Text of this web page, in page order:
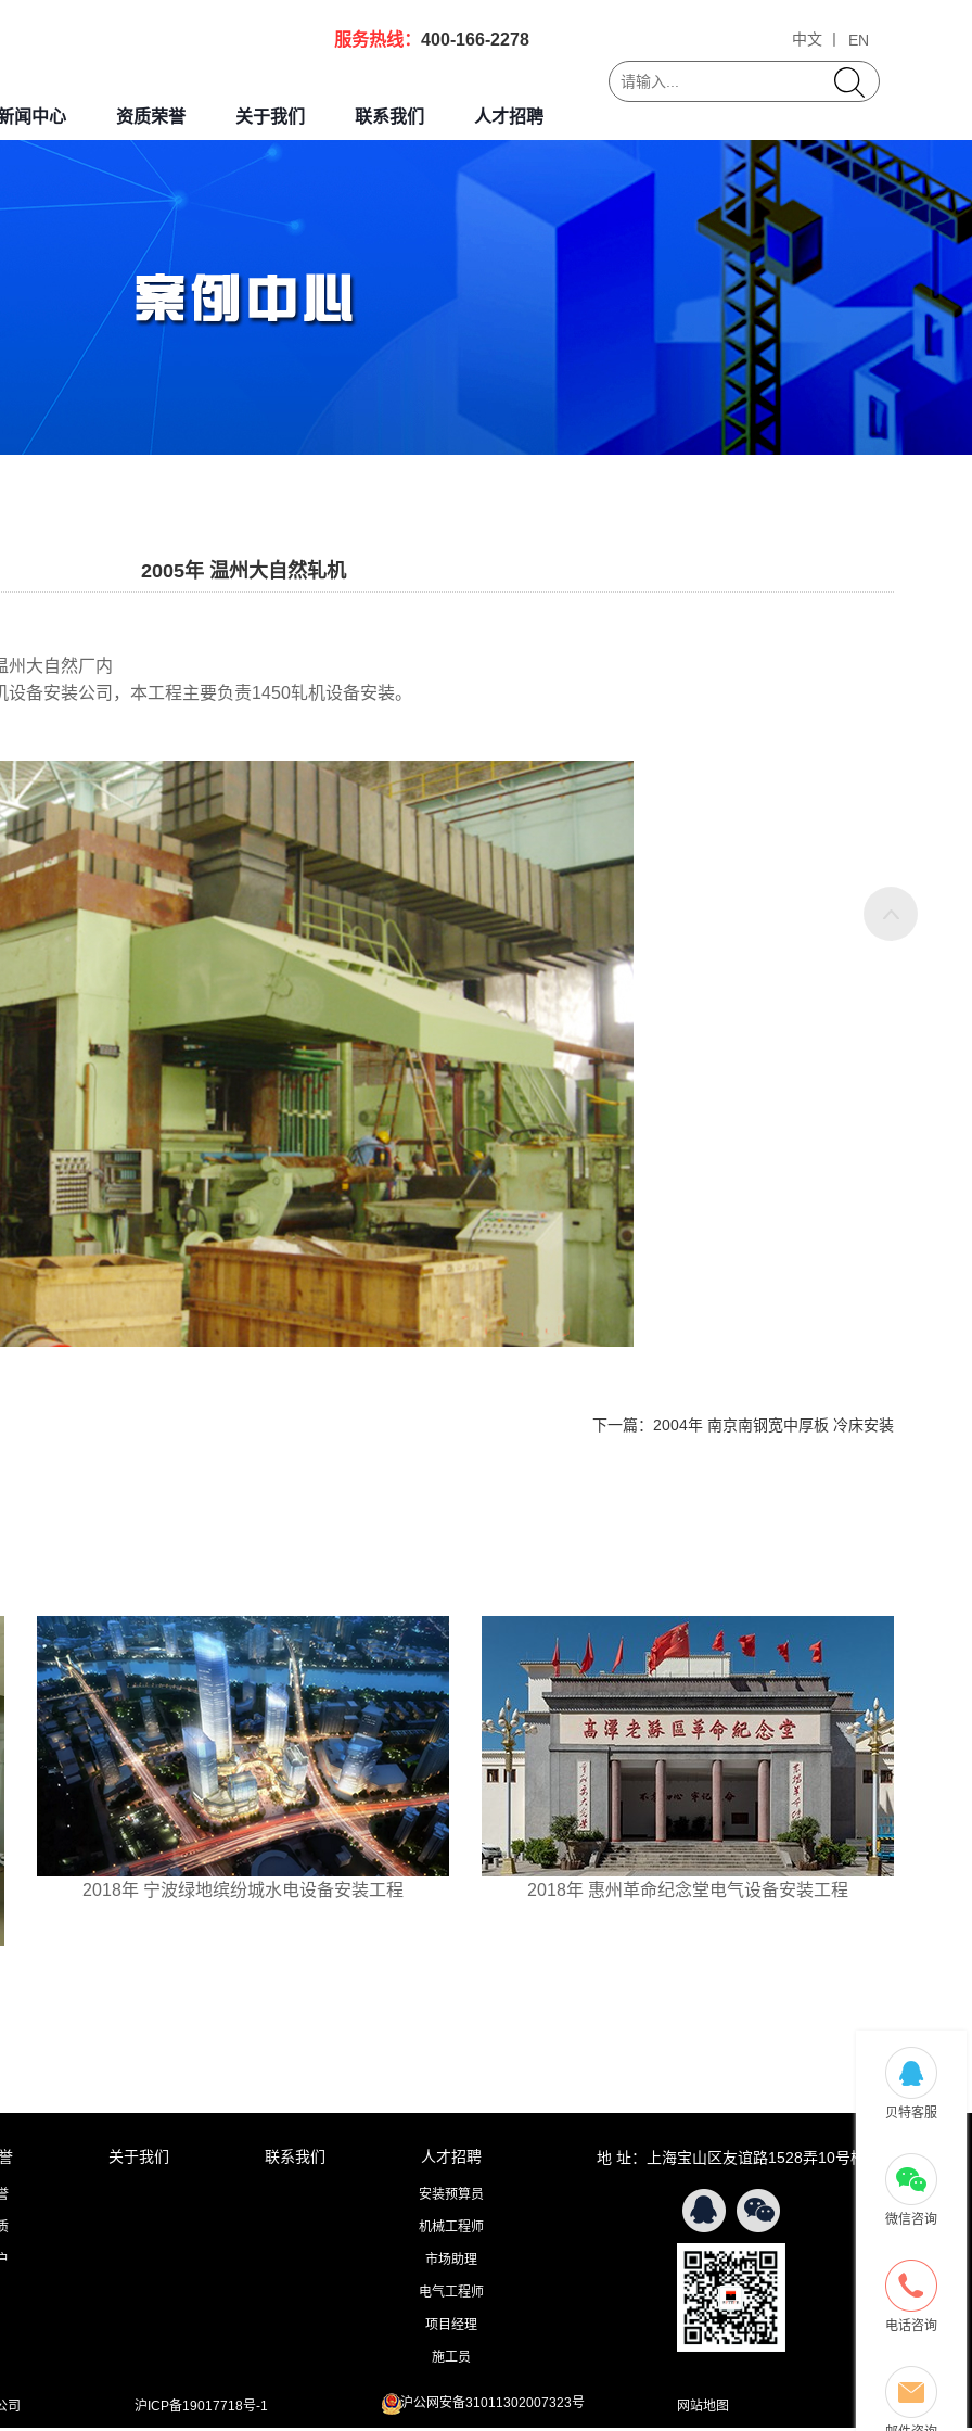
闻中心 资质荣誉 关于我们 联系我们 人才招聘
服务热线： 400-166-2278 EN
中文 丨
2005年 温州大自然轧机
州大自然厂内
备安装公司，本工程主要负责1450轧机设备安装。
下一篇： 2004年 南京南钢宽中厚板 冷床安装
2018年 宁波绿地缤纷城水电设备安装工程 2018年 惠州革命纪念堂电气设备安装工程
关于我们 联系我们 人才招聘
安装预算员
机械工程师
市场助理
电气工程师
项目经理
施工员
地 址：上海宝山区友谊路1528弄10号楼
司 沪ICP备19017718号-1 沪公网安备31011302007323号 网站地图
贝特客服
微信咨询
电话咨询